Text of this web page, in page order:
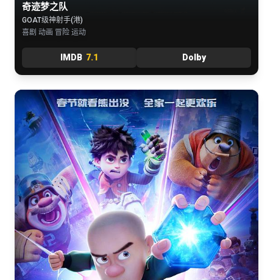
奇迹梦之队
GOAT级神射手(港)
喜剧 动画 冒险 运动
IMDB 7.1 Dolby